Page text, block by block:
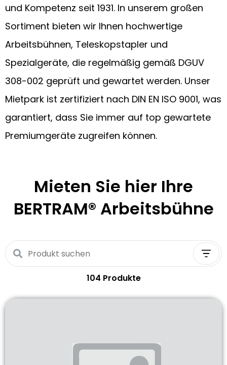
und Kompetenz seit 1931. In unserem großen
Sortiment bieten wir Ihnen hochwertige
Arbeitsbühnen, Teleskopstapler und
Spezialgeräte, die regelmäßig gemäß DGUV
308-002 geprüft und gewartet werden. Unser
Mietpark ist zertifiziert nach DIN EN ISO 9001, was
garantiert, dass Sie immer auf top gewartete
Premiumgeräte zugreifen können.
Mieten Sie hier Ihre
BERTRAM® Arbeitsbühne
104 Produkte